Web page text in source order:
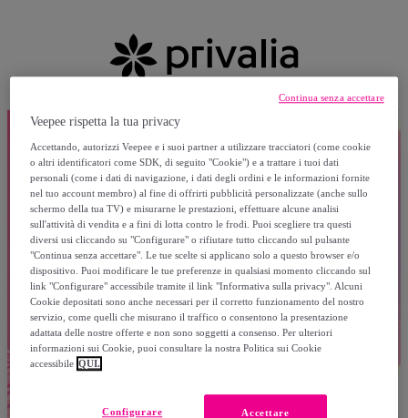
Veepee rispetta la tua privacy
Accettando, autorizzi Veepee e i suoi partner a utilizzare tracciatori (come cookie
o altri identificatori come SDK, di seguito "Cookie") e a trattare i tuoi dati
personali (come i dati di navigazione, i dati degli ordini e le informazioni fornite
nel tuo account membro) al fine di offrirti pubblicità personalizzate (anche sullo
schermo della tua TV) e misurarne le prestazioni, effettuare alcune analisi
sull'attività di vendita e a fini di lotta contro le frodi. Puoi scegliere tra questi
diversi usi cliccando su "Configurare" o rifiutare tutto cliccando sul pulsante
"Continua senza accettare". Le tue scelte si applicano solo a questo browser e/o
dispositivo. Puoi modificare le tue preferenze in qualsiasi momento cliccando sul
link "Configurare" accessibile tramite il link "Informativa sulla privacy". Alcuni
Cookie depositati sono anche necessari per il corretto funzionamento del nostro
servizio, come quelli che misurano il traffico o consentono la presentazione
adattata delle nostre offerte e non sono soggetti a consenso. Per ulteriori
informazioni sui Cookie, puoi consultare la nostra Politica sui Cookie
accessibile QUI.
Accettare
Configurare
Continua senza accettare